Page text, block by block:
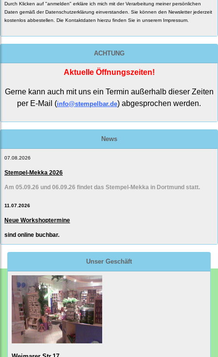
Durch Klicken auf "anmelden" erkläre ich mich mit der Verarbeitung meiner persönlichen
Daten gemäß der Datenschutzerklärung einverstanden. Sie können den Newsletter jederzeit
kostenlos abbestellen. Die Kontaktdaten hierzu finden Sie in unserem Impressum.
ACHTUNG
Aktuelle Öffnungszeiten!
Gerne kann auch mit uns ein Termin außerhalb dieser Zeiten
per E-Mail (info@stempelbar.de) abgesprochen werden.
News
07.08.2026
Stempel-Mekka 2026
Am 05.09.26 und 06.09.26 findet das Stempel-Mekka in Dortmund statt.
11.07.2026
Neue Workshoptermine
sind online buchbar.
Unser Geschäft